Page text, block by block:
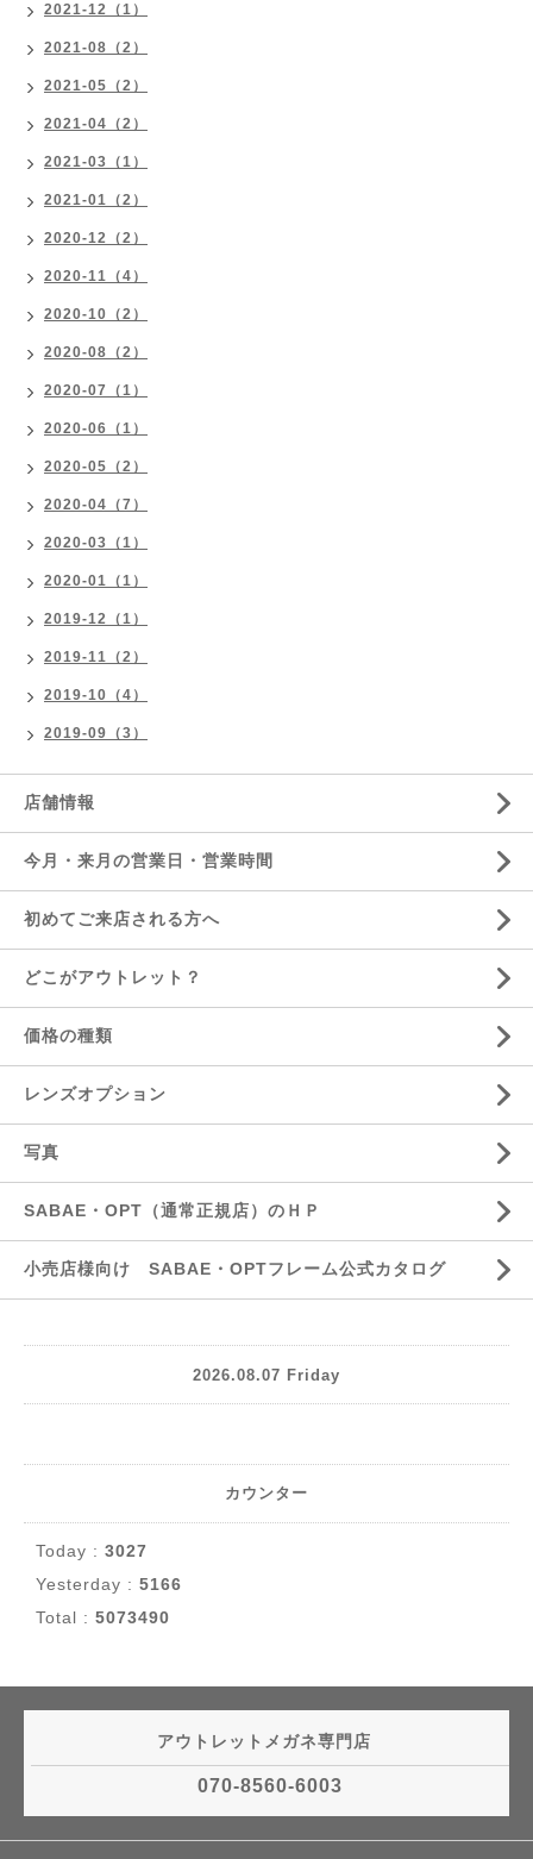
2021-12（1）
2021-08（2）
2021-05（2）
2021-04（2）
2021-03（1）
2021-01（2）
2020-12（2）
2020-11（4）
2020-10（2）
2020-08（2）
2020-07（1）
2020-06（1）
2020-05（2）
2020-04（7）
2020-03（1）
2020-01（1）
2019-12（1）
2019-11（2）
2019-10（4）
2019-09（3）
店舗情報
今月・来月の営業日・営業時間
初めてご来店される方へ
どこがアウトレット？
価格の種類
レンズオプション
写真
SABAE・OPT（通常正規店）のＨＰ
小売店様向け SABAE・OPTフレーム公式カタログ
2026.08.07 Friday
カウンター
Today : 3027
Yesterday : 5166
Total : 5073490
アウトレットメガネ専門店
070-8560-6003